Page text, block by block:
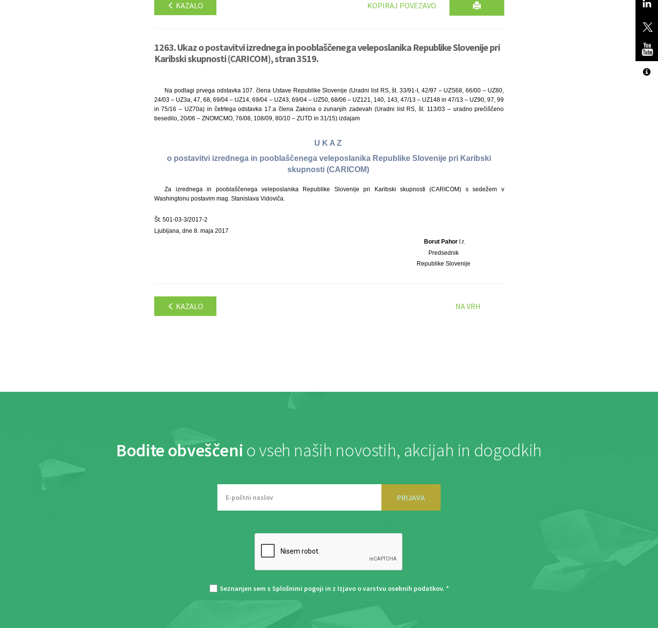
KAZALO KOPIRAJ POVEZAVO
1263. Ukaz o postavitvi izrednega in pooblaščenega veleposlanika Republike Slovenije pri
Karibski skupnosti (CARICOM), stran 3519.
Na podlagi prvega odstavka 107. člena Ustave Republike Slovenije (Uradni list RS, št. 33/91-I, 42/97 – UZS68, 66/00 – UZ80,
24/03 – UZ3a, 47, 68, 69/04 – UZ14, 69/04 – UZ43, 69/04 – UZ50, 68/06 – UZ121, 140, 143, 47/13 – UZ148 in 47/13 – UZ90, 97, 99
in 75/16 – UZ70a) in četrtega odstavka 17.a člena Zakona o zunanjih zadevah (Uradni list RS, št. 113/03 – uradno prečiščeno
besedilo, 20/06 – ZNOMCMO, 76/08, 108/09, 80/10 – ZUTD in 31/15) izdajam
U K A Z
o postavitvi izrednega in pooblaščenega veleposlanika Republike Slovenije pri Karibski
skupnosti (CARICOM)
Za izrednega in pooblaščenega veleposlanika Republike Slovenije pri Karibski skupnosti (CARICOM) s sedežem v
Washingtonu postavim mag. Stanislava Vidoviča.
Št. 501-03-3/2017-2
Ljubljana, dne 8. maja 2017
Borut Pahorl.r.
Predsednik
Republike Slovenije
KAZALO NA VRH
Bodite obveščeni o vseh naših novostih, akcijah in dogodkih
PRIJAVA
Seznanjen sem s Splošnimi pogoji in z Izjavo o varstvu osebnih podatkov. *